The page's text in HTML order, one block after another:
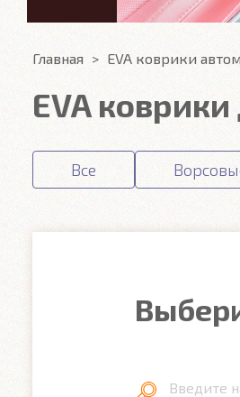
Главная EVA коврики
EVA
Все
Введите